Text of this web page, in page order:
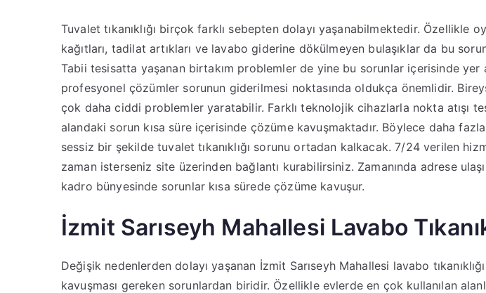
Tuvalet tıkanıklığı birçok farklı sebepten dolayı yaşanabilmektedir. Özellikle
kağıtları, tadilat artıkları ve lavabo giderine dökülmeyen bulaşıklar da bu
Tabii tesisatta yaşanan birtakım problemler de yine bu sorunlar içerisinde yer
profesyonel çözümler sorunun giderilmesi noktasında oldukça önemlidir.
çok daha ciddi problemler yaratabilir. Farklı teknolojik cihazlarla nokta atışı
alandaki sorun kısa süre içerisinde çözüme kavuşmaktadır. Böylece daha
sessiz bir şekilde tuvalet tıkanıklığı sorunu ortadan kalkacak. 7/24 verilen
zaman isterseniz site üzerinden bağlantı kurabilirsiniz. Zamanında adrese
kadro bünyesinde sorunlar kısa sürede çözüme kavuşur.
İzmit Sarıseyh Mahallesi Lavabo
Değişik nedenlerden dolayı yaşanan İzmit Sarıseyh Mahallesi lavabo
kavuşması gereken sorunlardan biridir. Özellikle evlerde en çok kullanılan